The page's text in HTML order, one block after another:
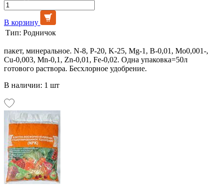
В корзину
Тип: Родничок
пакет, минеральное. N-8, P-20, K-25, Mg-1, B-0,01, Mo0,001-,
Cu-0,003, Mn-0,1, Zn-0,01, Fe-0,02. Одна упаковка=50л
готового раствора. Бесхлорное удобрение.
В наличии: 1 шт